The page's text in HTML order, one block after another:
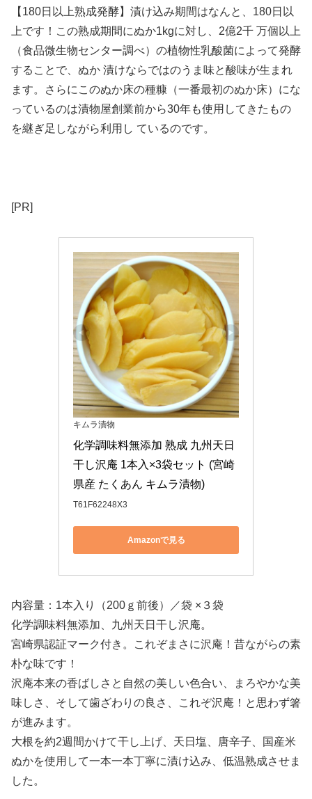
【180日以上熟成発酵】漬け込み期間はなんと、180日以
上です！この熟成期間にぬか1kgに対し、2億2千 万個以上
（食品微生物センター調べ）の植物性乳酸菌によって発酵
することで、ぬか 漬けならではのうま味と酸味が生まれ
ます。さらにこのぬか床の種糠（一番最初のぬか床）にな
っているのは漬物屋創業前から30年も使用してきたもの
を継ぎ足しながら利用し ているのです。
[PR]
キムラ漬物
化学調味料無添加 熟成 九州天日
干し沢庵 1本入×3袋セット (宮崎
県産 たくあん キムラ漬物)
T61F62248X3
Amazonで見る
内容量：1本入り（200ｇ前後）／袋 ×３袋
化学調味料無添加、九州天日干し沢庵。
宮崎県認証マーク付き。これぞまさに沢庵！昔ながらの素
朴な味です！
沢庵本来の香ばしさと自然の美しい色合い、まろやかな美
味しさ、そして歯ざわりの良さ、これぞ沢庵！と思わず箸
が進みます。
大根を約2週間かけて干し上げ、天日塩、唐辛子、国産米
ぬかを使用して一本一本丁寧に漬け込み、低温熟成させま
した。